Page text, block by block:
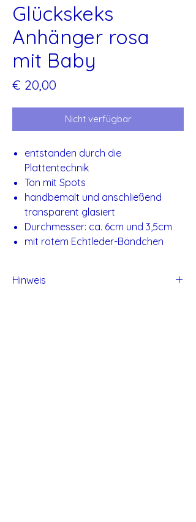
Glückskeks
Anhänger rosa
mit Baby
€ 20,00
Nicht verfügbar
entstanden durch die
Plattentechnik
Ton mit Spots
handbemalt und anschließend
transparent glasiert
Durchmesser: ca. 6cm und 3,5cm
mit rotem Echtleder-Bändchen
Hinweis